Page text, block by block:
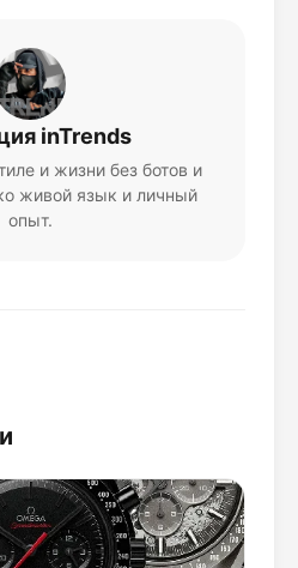
inTrends
и жизни без ботов и
живой язык и личный
опыт.